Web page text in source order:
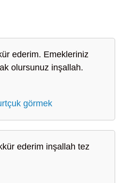
ederim. Emekleriniz
olursunuz inşallah.
görmek
ederim inşallah tez